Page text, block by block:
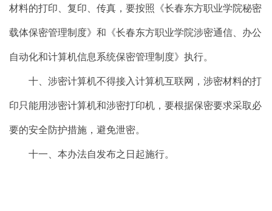
材料的打印、复印、传真，要按照《长春东方职业学院秘密
载体保密管理制度》和《长春东方职业学院涉密通信、办公
自动化和计算机信息系统保密管理制度》执行。
十、涉密计算机不得接入计算机互联网，涉密材料的打
印只能用涉密计算机和涉密打印机，要根据保密要求采取必
要的安全防护措施，避免泄密。
十一、本办法自发布之日起施行。